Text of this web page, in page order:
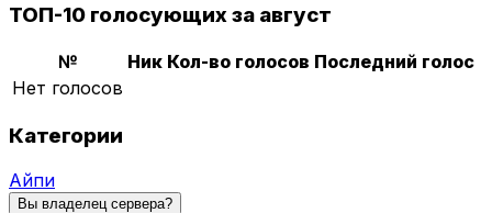
ТОП-10 голосующих за август
№ Ник Кол-во голосов Последний голос
Нет голосов
Категории
Айпи
Вы владелец сервера?